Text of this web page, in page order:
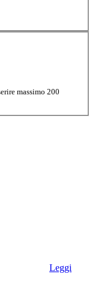
massimo 200
Leggi